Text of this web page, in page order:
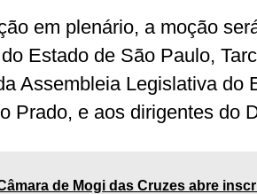
em plenário, a moção
Estado de São Paulo,
Assembleia Legislativa do
Prado, e aos dirigentes do
de Mogi das Cruzes abre